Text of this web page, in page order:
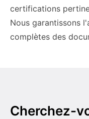
certifications
Nous garantissons
complètes des
Cherchez-